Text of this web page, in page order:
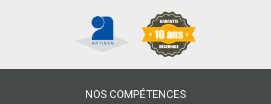
NOS COMPÉTENCES